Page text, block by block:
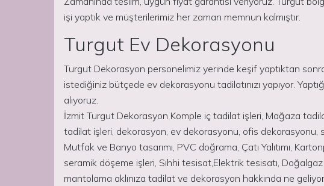
işi yaptık ve müşterilerimiz her zaman memnun kalmıştır.
Turgut Ev Dekorasyonu
Turgut Dekorasyon personelimiz yerinde keşif yaptıktan
istediğiniz bütçede ev dekorasyonu tadilatınızı yapıyor.
alıyoruz.
İzmit Turgut Dekorasyon Komple iç tadilat işleri, Mağaza
tadilat işleri, dekorasyon, ev dekorasyonu, ofis dekorasyonu,
Mutfak ve Banyo tasarımı, PVC doğrama, Çatı Yalıtımı,
seramik döşeme işleri, Sıhhi tesisat,Elektrik tesisatı,
mantolama aklınıza tadilat ve dekorasyon hakkında ne